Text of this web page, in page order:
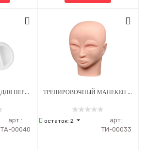
КОЛПАЧКИ-КОЛЬЦА ДЛЯ ПЕРМАНЕНТНОГО МАКИЯЖА С РАЗДЕЛИТЕЛЕМ 15 Х 6 ММ - 100 ШТ
арт.:
ТА-00040
ТРЕНИРОВОЧНЫЙ МАНЕКЕН ДЛЯ ПЕРМАНЕНТНОГО МАКИЯЖА
остаток: 2
арт.:
ТИ-00033